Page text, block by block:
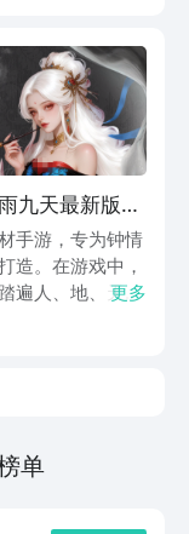
九天最新版本
手游，专为钟情
造。在游戏中，
遍人、地、天三
的完整修真历
更多
单